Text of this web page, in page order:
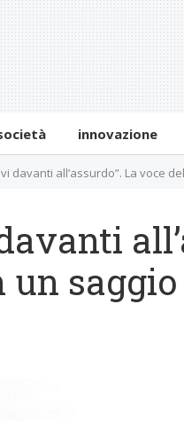
innovazione
davanti all’assurdo”. La voce
un saggio